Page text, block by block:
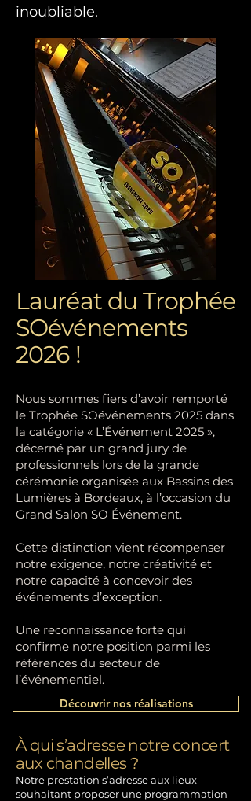
inoubliable.
Lauréat du Trophée
SOévénements
2026 !
Nous sommes fiers d’avoir remporté
le Trophée SOévénements 2025 dans
la catégorie « L’Événement 2025 »,
décerné par un grand jury de
professionnels lors de la grande
cérémonie organisée aux Bassins des
Lumières à Bordeaux, à l’occasion du
Grand Salon SO Événement.
Cette distinction vient récompenser
notre exigence, notre créativité et
notre capacité à concevoir des
événements d’exception.
Une reconnaissance forte qui
confirme notre position parmi les
références du secteur de
l’événementiel.
Découvrir nos réalisations
À qui s’adresse notre concert
aux chandelles ?
Notre prestation s’adresse aux lieux
souhaitant proposer une programmation